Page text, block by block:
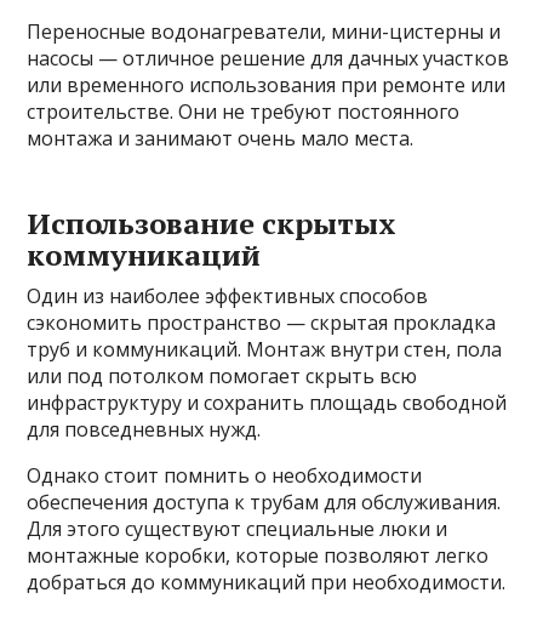
Переносные водонагреватели, мини-цистерны и
насосы — отличное решение для дачных участков
или временного использования при ремонте или
строительстве. Они не требуют постоянного
монтажа и занимают очень мало места.
Использование скрытых
коммуникаций
Один из наиболее эффективных способов
сэкономить пространство — скрытая прокладка
труб и коммуникаций. Монтаж внутри стен, пола
или под потолком помогает скрыть всю
инфраструктуру и сохранить площадь свободной
для повседневных нужд.
Однако стоит помнить о необходимости
обеспечения доступа к трубам для обслуживания.
Для этого существуют специальные люки и
монтажные коробки, которые позволяют легко
добраться до коммуникаций при необходимости.